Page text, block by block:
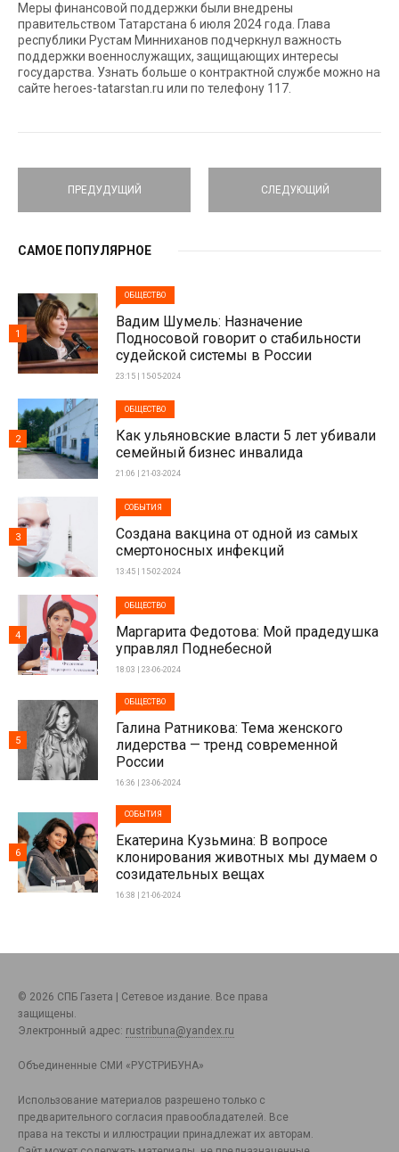
Меры финансовой поддержки были внедрены
правительством Татарстана 6 июля 2024 года. Глава
республики Рустам Минниханов подчеркнул важность
поддержки военнослужащих, защищающих интересы
государства. Узнать больше о контрактной службе можно на
сайте heroes-tatarstan.ru или по телефону 117.
ПРЕДУДУЩИЙ СЛЕДУЮЩИЙ
САМОЕ ПОПУЛЯРНОЕ
ОБЩЕСТВО
Вадим Шумель: Назначение
Подносовой говорит о стабильности
судейской системы в России
23:15 | 15-05-2024
1
ОБЩЕСТВО
Как ульяновские власти 5 лет убивали
семейный бизнес инвалида
21:06 | 21-03-2024
2
СОБЫТИЯ
Создана вакцина от одной из самых
смертоносных инфекций
13:45 | 15-02-2024
3
ОБЩЕСТВО
Маргарита Федотова: Мой прадедушка
управлял Поднебесной
18:03 | 23-06-2024
4
ОБЩЕСТВО
Галина Ратникова: Тема женского
лидерства — тренд современной
России
16:36 | 23-06-2024
5
СОБЫТИЯ
Екатерина Кузьмина: В вопросе
клонирования животных мы думаем о
созидательных вещах
16:38 | 21-06-2024
6
© 2026 СПБ Газета | Сетевое издание. Все права
защищены.
Электронный адрес: rustribuna@yandex.ru
Объединенные СМИ «РУСТРИБУНА»
Использование материалов разрешено только с
предварительного согласия правообладателей. Все
права на тексты и иллюстрации принадлежат их авторам.